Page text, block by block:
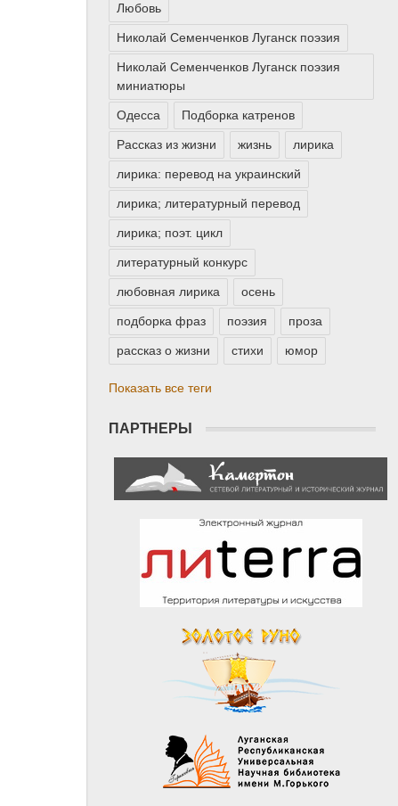
Любовь
Николай Семенченков Луганск поэзия
Николай Семенченков Луганск поэзия
миниатюры
Одесса Подборка катренов
Рассказ из жизни жизнь лирика
лирика: перевод на украинский
лирика; литературный перевод
лирика; поэт. цикл
литературный конкурс
любовная лирика осень
подборка фраз поэзия проза
рассказ о жизни стихи юмор
Показать все теги
ПАРТНЕРЫ